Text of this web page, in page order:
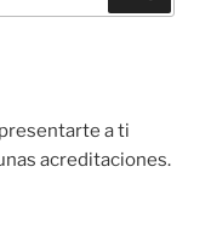
a ti
acreditaciones.